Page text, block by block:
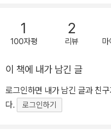
작품이 곧 그의 생애”라고 했다
의 일생처럼 단순한 생활 가운
으로 집대성된 하이데거 전집이 여실히 말
철학하지 않을 수 없다 하이데
로 우뚝 자리하고 있다. 현대 서
드시 하이데거와 마주칠 수밖
1
100자평
2
리뷰
이 책에 내가 남긴 글
로그인하면 내가 남긴 글과 친
다.
로그인하기